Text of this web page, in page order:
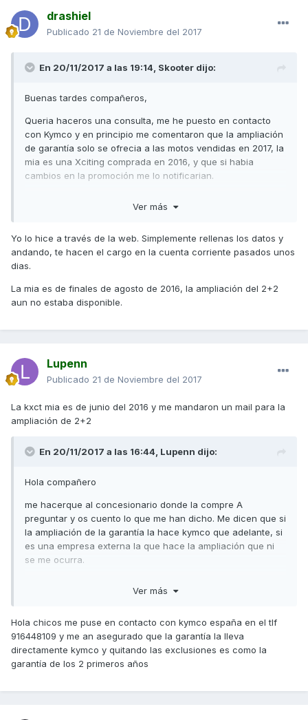
drashiel
Publicado 21 de Noviembre del 2017
En 20/11/2017 a las 19:14, Skooter dijo:
Buenas tardes compañeros,
Queria haceros una consulta, me he puesto en contacto
con Kymco y en principio me comentaron que la ampliación
de garantía solo se ofrecia a las motos vendidas en 2017, la
mia es una Xciting comprada en 2016, y que si habia
cambios en la promoción me lo notificarian.
repasar los datos de mi moto resulta que me da la opción
¿Alguno de vosotros lo ha hecho de esta manera?
Y si algún compañero lo ha hecho a traves del
consesionario tambien le agradeceria mucho que me lo
dijese.
Ver más
Yo lo hice a través de la web. Simplemente rellenas los datos y
andando, te hacen el cargo en la cuenta corriente pasados unos
dias.
La mia es de finales de agosto de 2016, la ampliación del 2+2
aun no estaba disponible.
Lupenn
Publicado 21 de Noviembre del 2017
La kxct mia es de junio del 2016 y me mandaron un mail para la
ampliación de 2+2
En 20/11/2017 a las 16:44, Lupenn dijo:
Hola compañero
me hacerque al concesionario donde la compre A
preguntar y os cuento lo que me han dicho. Me dicen que si
la ampliación de la garantía la hace kymco que adelante, si
es una empresa externa la que hace la ampliación que ni
se me ocurra.
Suzuky hace un par de años hizo lo mismo pero los 2 años
lo visto cualquier excusa valía para no pagar.
Yo mañana llamaré para cerciorarme de esto y
posiblemente también lo haga.
Ver más
Hola chicos me puse en contacto con kymco españa en el tlf
916448109 y me an asegurado que la garantía la lleva
directamente kymco y quitando las exclusiones es como la
garantía de los 2 primeros años